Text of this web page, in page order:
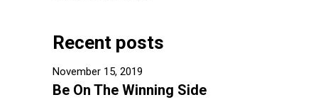
Recent posts
November 15, 2019
Be On The Winning Side